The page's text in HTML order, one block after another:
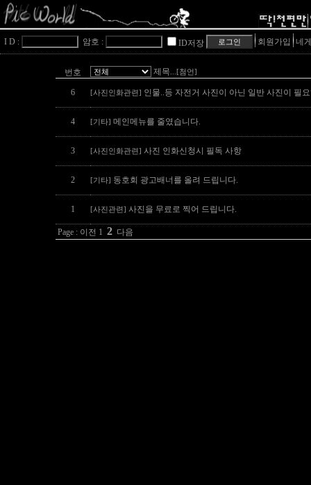
I D : 암호 : ID저장 회원가입 네
번호 제목 ...[첨언]
6 [사진인화관련] 인물..등 자전거 사진이 아닌 일반 사진이 필
4 [기타] 메인메뉴를 줄였습니다.
3 [사진인화관련] 사진 인화신청시 필독 사항
2 [기타] 동호회 광고배너를 올려 드립니다.
1 [사진관련] 사진을 무료로 찍어 드립니다.
Page : 이전 1 2다음